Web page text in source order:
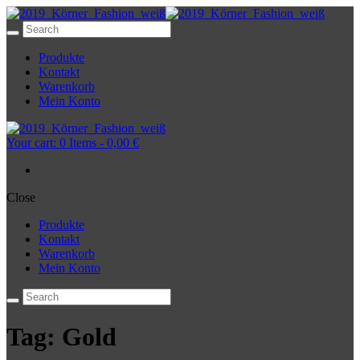
Produkte
Kontakt
Warenkorb
Mein Konto
Your cart: 0 Items - 0,00 €
Close
Produkte
Kontakt
Warenkorb
Mein Konto
Tag: Gold